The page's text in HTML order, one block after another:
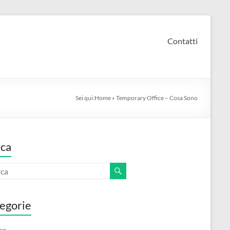
Contatti
Sei qui:Home » Temporary Office – Cosa Sono